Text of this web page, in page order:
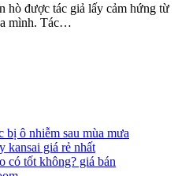
hò được tác giả lấy cảm hứng từ
mình. Tác…
ô nhiễm sau mùa mưa
kansai giá rẻ nhất
có tốt không? giá bán